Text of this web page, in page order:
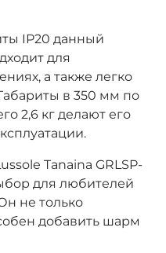
IP20 данный
для
а также легко
в 350 мм по
2,6 кг делают его
Tanaina GRLSP-
для любителей
не только
добавить шарм